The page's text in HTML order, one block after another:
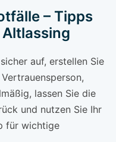
– Tipps
auf, erstellen Sie
lassen Sie die
und nutzen Sie Ihr
für wichtige